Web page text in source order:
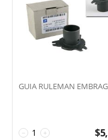
GUIA RULEMAN
+
− $